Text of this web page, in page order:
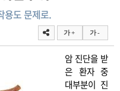
용도 문제로.
가 + 가 -
암 진단을 받
은 환자 중
대부분이 진